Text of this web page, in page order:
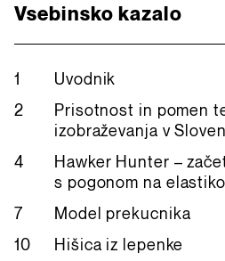
Vsebinsko kazalo
1
Uvodnik
2
Prisotnost in pomen
izobraževanja v
4
Hawker Hunter –
s pogonom na elastiko
7
Model prekucnika
10
Hišica iz lepenke